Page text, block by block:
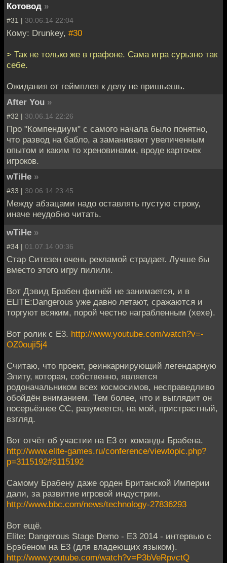
Котовод »
#31 | 30.06.14 22:04
Кому: Drunkey, #30
> Так не только же в графоне. Сама игра сурьзно так
себе.
Ожидания от геймплея к делу не пришьешь.
After You »
#32 | 30.06.14 22:26
Про "Компендиум" с самого начала было понятно,
что развод на бабло, а заманивают увеличенным
опытом и каким то хреновинами, вроде карточек
игроков.
wTiHe »
#33 | 30.06.14 23:45
Между абзацами надо оставлять пустую строку,
иначе неудобно читать.
wTiHe »
#34 | 01.07.14 00:36
Стар Ситезен очень рекламой страдает. Лучше бы
вместо этого игру пилили.
Вот Дэвид Брабен фигнёй не занимается, и в
ELITE:Dangerous уже давно летают, сражаются и
торгуют всяким, порой честно награбленным (хехе).
Вот ролик с Е3. http://www.youtube.com/watch?v=-
OZ0ouji5j4
Считаю, что проект, реинкарнирующий легендарную
Элиту, которая, собственно, является
родоначальником всех космосимов, несправедливо
обойдён вниманием. Тем более, что и выглядит он
посерьёзнее СС, разумеется, на мой, пристрастный,
взгляд.
Вот отчёт об участии на Е3 от команды Брабена.
http://www.elite-games.ru/conference/viewtopic.php?
p=3115192#3115192
Самому Брабену даже орден Британской Империи
дали, за развитие игровой индустрии.
http://www.bbc.com/news/technology-27836293
Вот ещё.
Elite: Dangerous Stage Demo - E3 2014 - интервью с
Брэбеном на Е3 (для владеющих языком).
http://www.youtube.com/watch?v=P3bVeRpvctQ